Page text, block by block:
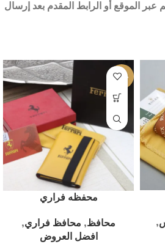
عبر الموقع أو الرابط المقدم بعد إرسال
,
-17%
محفظه فراري
محافظ, محافظ فراري,
افضل العروض